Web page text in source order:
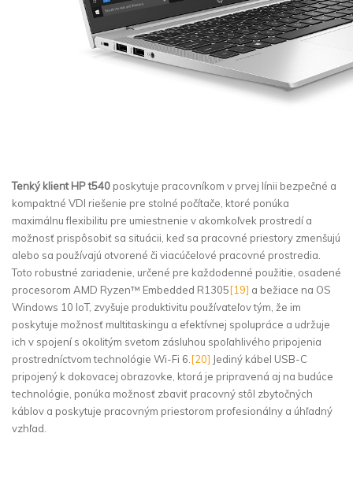
Tenký klient HP t540poskytuje pracovníkom v prvej línii bezpečné a
kompaktné VDI riešenie pre stolné počítače, ktoré ponúka
maximálnu flexibilitu pre umiestnenie v akomkoľvek prostredí a
možnosť prispôsobiť sa situácii, keď sa pracovné priestory zmenšujú
alebo sa používajú otvorené či viacúčelové pracovné prostredia.
Toto robustné zariadenie, určené pre každodenné použitie, osadené
procesorom AMD Ryzen™ Embedded R1305[19] a bežiace na OS
Windows 10 IoT, zvyšuje produktivitu používateľov tým, že im
poskytuje možnosť multitaskingu a efektívnej spolupráce a udržuje
ich v spojení s okolitým svetom zásluhou spoľahlivého pripojenia
prostredníctvom technológie Wi-Fi 6. [20] Jediný kábel USB-C
pripojený k dokovacej obrazovke, ktorá je pripravená aj na budúce
technológie, ponúka možnosť zbaviť pracovný stôl zbytočných
káblov a poskytuje pracovným priestorom profesionálny a úhľadný
vzhľad.